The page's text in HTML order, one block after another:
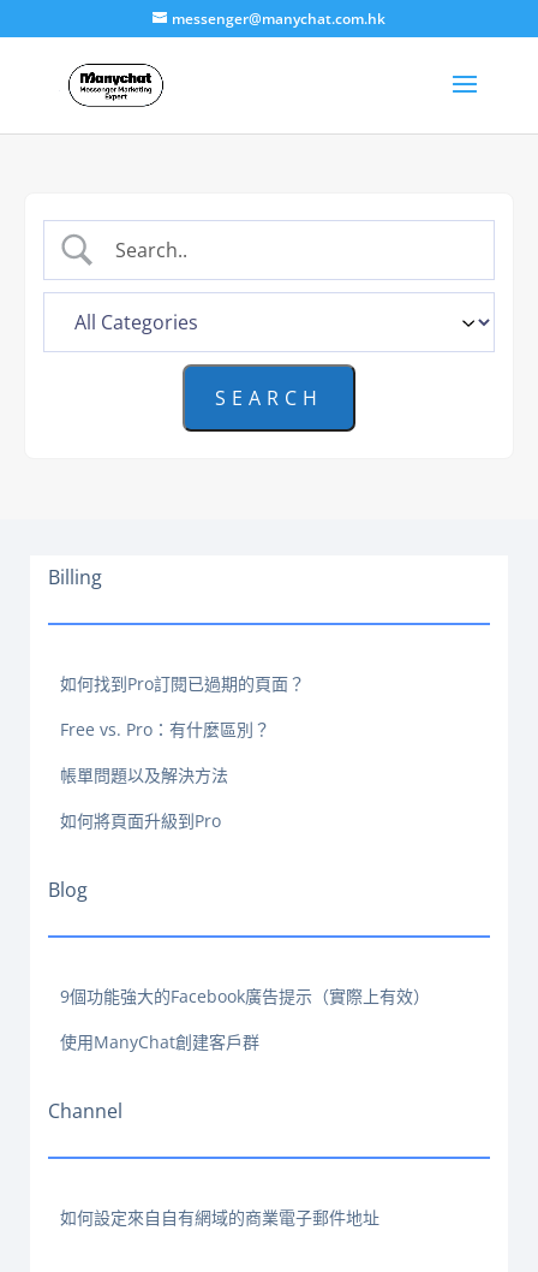
messenger@manychat.com.hk
Billing
如何找到Pro訂閱已過期的頁面？
Free vs. Pro：有什麼區別？
帳單問題以及解決方法
如何將頁面升級到Pro
Blog
9個功能強大的Facebook廣告提示（實際上有效）
使用ManyChat創建客戶群
Channel
如何設定來自自有網域的商業電子郵件地址